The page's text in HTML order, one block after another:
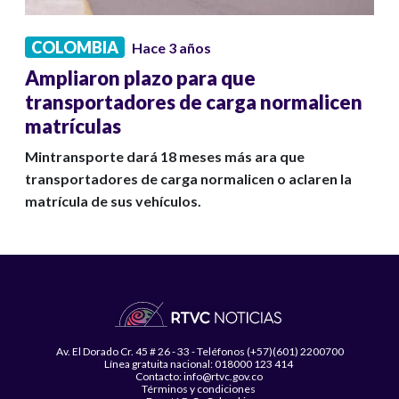
COLOMBIA Hace 3 años
Ampliaron plazo para que
transportadores de carga normalicen
matrículas
Mintransporte dará 18 meses más ara que
transportadores de carga normalicen o aclaren la
matrícula de sus vehículos.
Av. El Dorado Cr. 45 # 26 - 33 - Teléfonos (+57)(601) 2200700
Línea gratuita nacional: 018000 123 414
Contacto: info@rtvc.gov.co
Términos y condiciones